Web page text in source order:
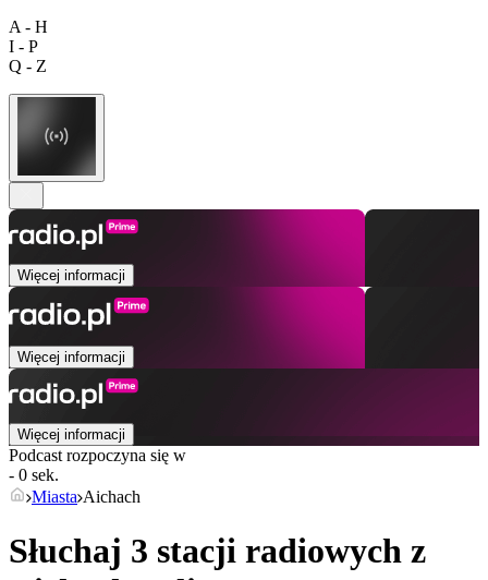
A - H
I - P
Q - Z
Więcej informacji
Więcej informacji
Więcej informacji
Podcast rozpoczyna się w
- 0 sek.
Miasta Aichach
Słuchaj 3 stacji radiowych z